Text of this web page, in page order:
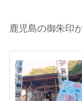
鹿児島の御朱印